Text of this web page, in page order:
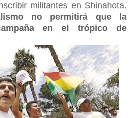
militantes en Shinahota.
no permitirá que la
en el trópico de